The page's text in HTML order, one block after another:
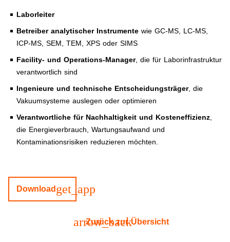
Laborleiter
Betreiber analytischer Instrumente wie GC-MS, LC-MS,
ICP-MS, SEM, TEM, XPS oder SIMS
Facility- und Operations-Manager, die für Laborinfrastruktur
verantwortlich sind
Ingenieure und technische Entscheidungsträger, die
Vakuumsysteme auslegen oder optimieren
Verantwortliche für Nachhaltigkeit und Kosteneffizienz
die Energieverbrauch, Wartungsaufwand und
Kontaminationsrisiken reduzieren möchten.
Download get_app
Zurück zur Übersicht
arrow_back